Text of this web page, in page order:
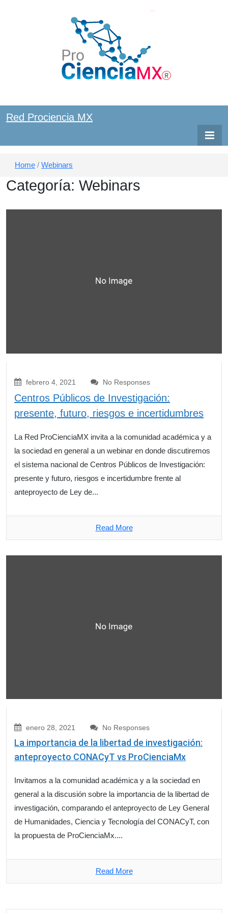
Red
Prociencia
Red Prociencia MX
Home / Webinars
Categoría: Webinars
febrero 4, 2021 No Responses
Centros Públicos de Investigación:
presente, futuro, riesgos e incertidumbres
La Red ProCienciaMX invita a la comunidad académica y a
la sociedad en general a un webinar en donde discutiremos
el sistema nacional de Centros Públicos de Investigación:
presente y futuro, riesgos e incertidumbre frente al
anteproyecto de Ley de...
Read More
enero 28, 2021 No Responses
La importancia de la libertad de investigación:
anteproyecto CONACyT vs ProCienciaMx
Invitamos a la comunidad académica y a la sociedad en
general a la discusión sobre la importancia de la libertad de
investigación, comparando el anteproyecto de Ley General
de Humanidades, Ciencia y Tecnología del CONACyT, con
la propuesta de ProCienciaMx....
Read More